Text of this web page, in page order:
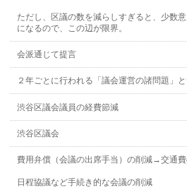
ただし、区議の数を減らしすぎると、少数
になるので、この辺が限界。
会派通じて提言
２年ごとに行われる「議会運営の諸問題」
渋谷区議会議員の経費節減
渋谷区議会
費用弁償（会議の出席手当）の削減→交通
日程協議など手続き的な会議の削減